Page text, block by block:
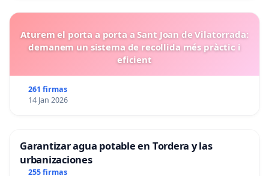
Aturem el porta a porta a Sant Joan de Vilatorrada:
demanem un sistema de recollida més pràctic i
eficient
261 firmas
14 Jan 2026
Garantizar agua potable en Tordera y las
urbanizaciones
255 firmas